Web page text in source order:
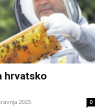
hrvatsko
2023. 0